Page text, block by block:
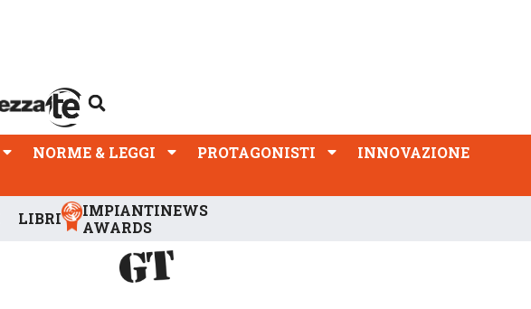
NORME & LEGGI PROTAGONISTI
INNOVAZIONE
LIBRI
IMPIANTINEWS
AWARDS